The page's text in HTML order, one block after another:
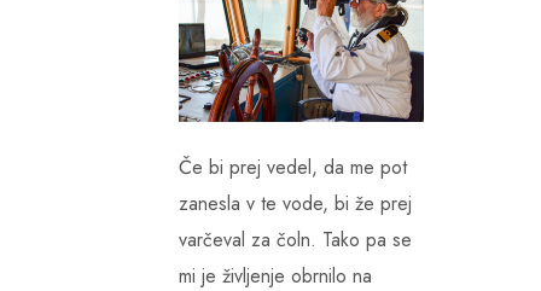
Če bi prej vedel, da me pot
zanesla v te vode, bi že prej
varčeval za čoln. Tako pa se
mi je življenje obrnilo na